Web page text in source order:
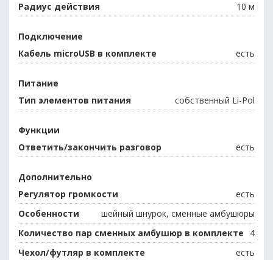
Радиус действия
10 м
Подключение
Кабель microUSB в комплекте
есть
Питание
Тип элементов питания
собственный Li-Pol
Функции
Ответить/закончить разговор
есть
Дополнительно
Регулятор громкости
есть
Особенности
шейный шнурок, сменные амбушюры
Количество пар сменных амбушюр в комплекте
4
Чехол/футляр в комплекте
есть